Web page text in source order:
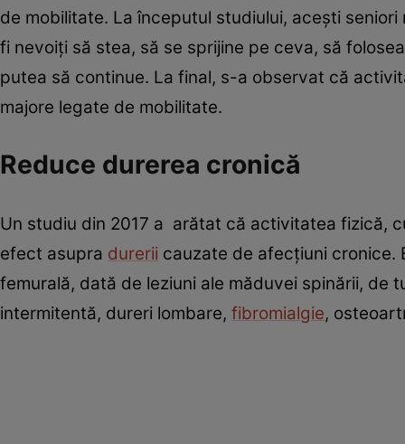
de mobilitate. La începutul studiului, acești
fi nevoiți să stea, să se sprijine pe ceva, să
putea să continue. La final, s-a observat că
majore legate de mobilitate.
Reduce durerea cronică
Un studiu din 2017 a arătat că activitatea fizică,
efect asupra durerii cauzate de afecțiuni cronice.
femurală, dată de leziuni ale măduvei spinării, de
intermitentă, dureri lombare, fibromialgie,